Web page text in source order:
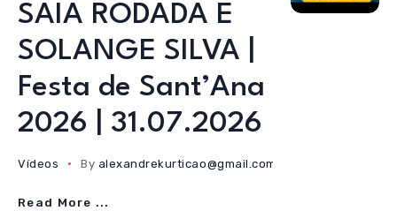
SAIA RODADA E
SOLANGE SILVA |
Festa de Sant’Ana
2026 | 31.07.2026
Vídeos By alexandrekurticao@gmail.com
Read More ...